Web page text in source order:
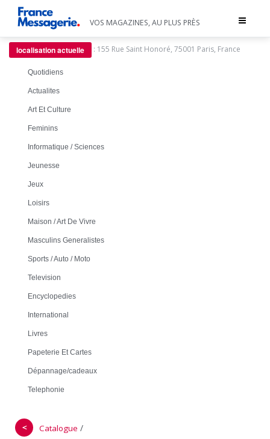
Toggle
VOS MAGAZINES, AU PLUS PRÈS
localisation actuelle : 155 Rue Saint Honoré, 75001 Paris, France
Quotidiens
Actualites
Art Et Culture
Feminins
Informatique / Sciences
Jeunesse
Jeux
Loisirs
Maison / Art De Vivre
Masculins Generalistes
Sports / Auto / Moto
Television
Encyclopedies
International
Livres
Papeterie Et Cartes
Dépannage/cadeaux
Telephonie
＜ Catalogue /